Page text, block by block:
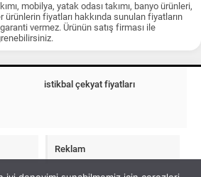
mobilya, yatak odası takımı, banyo ürünleri,
ürünlerin fiyatları hakkında sunulan fiyatların
vermez. Ürünün satış firması ile
istikbal çekyat fiyatları
Reklam